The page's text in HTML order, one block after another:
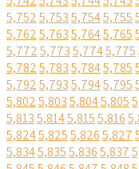
5,7525,7535,7545,755
5,7625,7635,7645,765
5,7725,7735,7745,775
5,7825,7835,7845,785
5,7925,7935,7945,795
5,8025,8035,8045,805
5,8135,8145,8155,816
5,8245,8255,8265,827
5,8345,8355,8365,837